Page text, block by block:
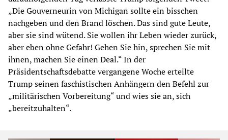
„Die Gouverneurin von Michigan sollte ein bisschen
nachgeben und den Brand löschen. Das sind gute Leute,
aber sie sind wütend. Sie wollen ihr Leben wieder zurück,
aber eben ohne Gefahr! Gehen Sie hin, sprechen Sie mit
ihnen, machen Sie einen Deal.“ In der
Präsidentschaftsdebatte vergangene Woche erteilte
Trump seinen faschistischen Anhängern den Befehl zur
„militärischen Vorbereitung“ und wies sie an, sich
„bereitzuhalten“.